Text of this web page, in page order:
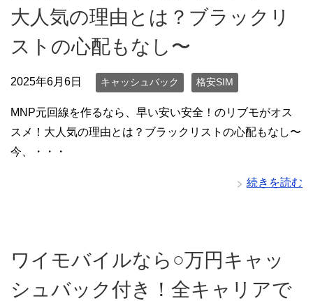
大人気の理由とは？ブラックリ
ストの心配もなし〜
2025年6月6日 キャッシュバック 格安SIM
MNP元回線を作るなら、早い安い安全！のリブモがオス
スメ！大人気の理由とは？ブラックリストの心配もなし〜
今、・・・
続きを読む
ワイモバイルなら○万円キャッ
シュバック付き！全キャリアで